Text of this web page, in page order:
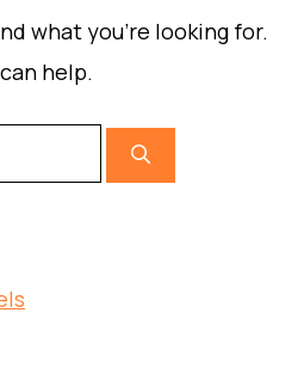
what you’re looking for.
help.